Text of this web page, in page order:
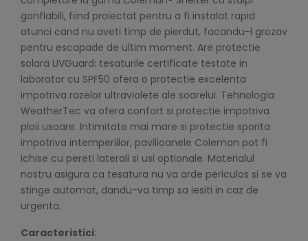
gonflabili, fiind proiectat pentru a fi instalat rapid
atunci cand nu aveti timp de pierdut, facandu-l grozav
pentru escapade de ultim moment. Are protectie
solara UVGuard: tesaturile certificate testate in
laborator cu SPF50 ofera o protectie excelenta
impotriva razelor ultraviolete ale soarelui. Tehnologia
WeatherTec va ofera confort si protectie impotriva
ploii usoare. Intimitate mai mare si protectie sporita
impotriva intemperiilor, pavilioanele Coleman pot fi
ichise cu pereti laterali si usi optionale. Materialul
nostru asigura ca tesatura nu va arde periculos si se va
stinge automat, dandu-va timp sa iesiti in caz de
urgenta.
Caracteristici: